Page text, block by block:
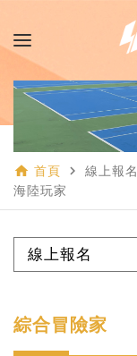
home 首頁 navigate_next 線上報名
海陸玩家
線上報名
綜合冒險家